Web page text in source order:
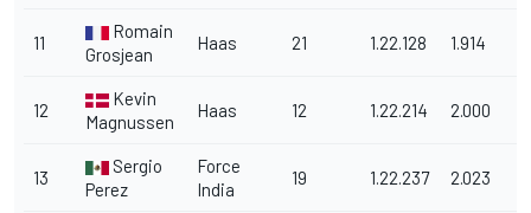
11
Romain
Grosjean
Haas 21 1.22.128 1.914
12
Kevin
Magnussen
Haas 12 1.22.214 2.000
13
Sergio
Perez
Force
India
19 1.22.237 2.023